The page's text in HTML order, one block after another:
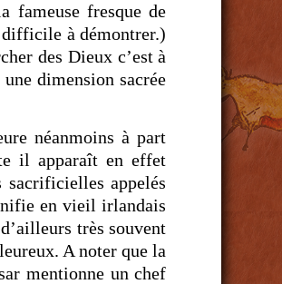
fameuse fresque de
difficile à démontrer.)
des Dieux c’est à
dimension sacrée
néanmoins à part
il apparaît en effet
appelés
en vieil irlandais
très souvent
A noter que la
mentionne un chef